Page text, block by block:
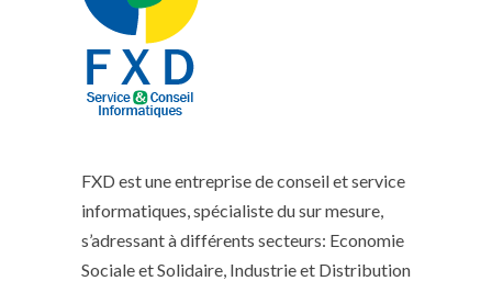
FXD est une entreprise de conseil et service
informatiques, spécialiste du sur mesure,
s’adressant à différents secteurs: Economie
Sociale et Solidaire, Industrie et Distribution